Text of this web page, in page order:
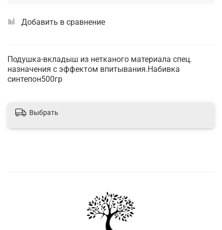
Добавить в сравнение
Подушка-вкладыш из нетканого материала спец.
назначения с эффектом впитывания.Набивка
синтепон500гр
Выбрать